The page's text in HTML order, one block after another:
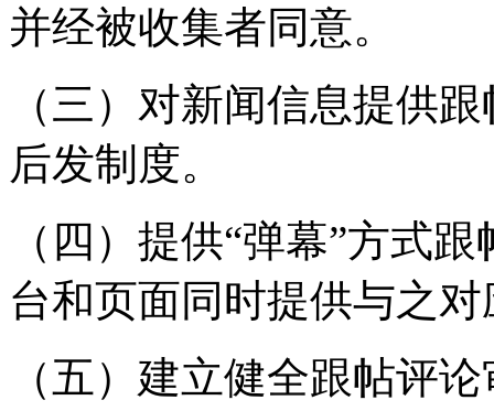
并经被收集者同意。
（三）对新闻信息提供
后发制度。
（四）提供“弹幕”方式
台和页面同时提供与之
（五）建立健全跟帖评